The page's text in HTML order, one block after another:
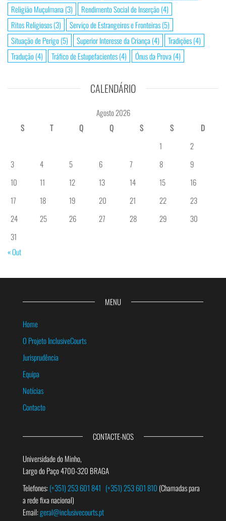
Religião Muçulmana (3) Rendimento Social de Inserção(4)
Ritos Religiosos(3) Serviço de Estrangeiros e Fronteiras(5)
Situação de Perigo(5) Superior Interesse da Criança (4) Tradições(4)
Tradução(4) Tráfico de Estupefacientes(4) Ónus da Prova (4)
CALENDÁRIO
Agosto 2026
S
T Q Q S S
D
1
2
3
4 5 6 7 8
9
10
11 12 13 14 15
16
17
18 19 20 21 22
23
24
25 26 27 28 29
30
31
« Out
MENU
Home
O Projeto InclusiveCourts
Jurisprudência
Equipa
Notícias
Contacto
CONTACTE-NOS
Universidade do Minho,
Largo do Paço 4700-320 BRAGA
Telefones:(+351) 253 601 841 (+351) 253 601 810 (Chamadas para
a rede fixa nacional)
Email:geral@inclusivecourts.pt